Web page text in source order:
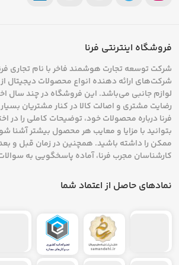
آشنایی با انواع گوشی
هانوفر، گوشی‌های خود را در
بازار کرده که سلیقه‌ها و
می‌دهد.با بررسی مشخصات فنی
و هوشمند هانوفر (که البته تمرکز
تاشو (فلپ) و ساده (کلاسیک)
مدل‌های تاشو ( Flip
)
در بخش گوشی‌های تاشو،
فروشگاه اینترنتی فرنا
شرکت توسعه تجارت هوشمند فاخر با نام تجاری
شرکت‌های ارائه دهنده انواع محصولات دیجیتال
لوازم جانبی می‌باشد. این فروشگاه در چند سال
رضایت مشتری و اصالت کالا در کنار مشتریان
فرنا درباره محصولات خود، توضیحات کاملی را در
بتوانید با مزایا و معایب هر محصول بیشتر آشنا
ممکن را داشته باشید. همچنین در زمان قبل و
کارشناسان مجرب فرنا، آماده پاسخگویی به
نمادهای حاصل از اعتماد شما